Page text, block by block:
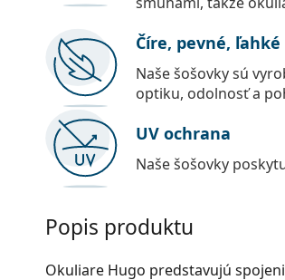
Číre, pevné, ľahké
Naše šošovky sú
optiku, odolnosť a
UV ochrana
Naše šošovky
Popis produktu
Okuliare Hugo predstavujú